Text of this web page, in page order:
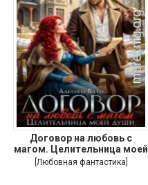
Договор на любовь с
магом. Целительница моей
души
[Любовная фантастика]